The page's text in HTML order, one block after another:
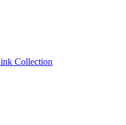
Collection